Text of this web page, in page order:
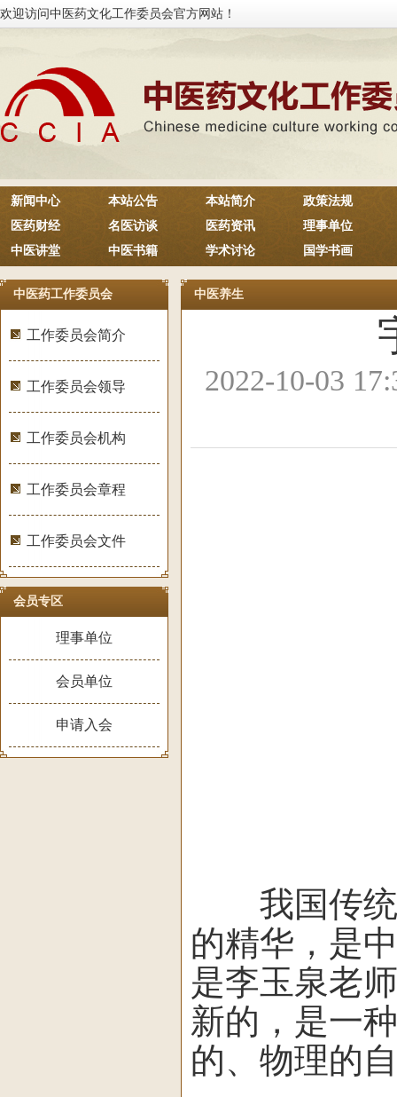
欢迎访问中医药文化工作委员会官方网站！
新闻中心 本站公告 本站简介
政策法规
医药财经
名医访谈 医药资讯
理事单位
中医讲堂
中医书籍 学术讨论 国学书画
中医药工作委员会
工作委员会简介
工作委员会领导
工作委员会机构
工作委员会章程
工作委员会文件
会员专区
理事单位
会员单位
申请入会
中医养生
2022-10-03
我国传统
的精华，是
是李玉泉老
新的，是一
的、物理的